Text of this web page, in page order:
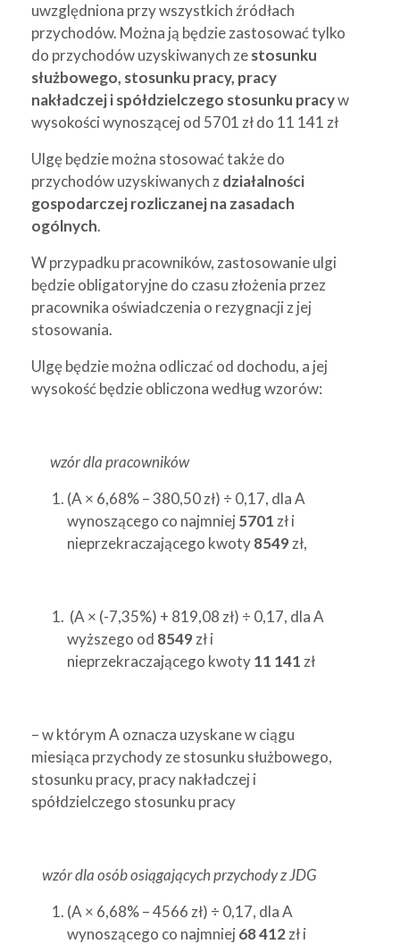
uwzględniona przy wszystkich źródłach
przychodów. Można ją będzie zastosować tylko
do przychodów uzyskiwanych zestosunku
służbowego, stosunku pracy, pracy
nakładczej i spółdzielczego stosunku pracyw
wysokości wynoszącej od 5701 zł do 11 141 zł
Ulgę będzie można stosować także do
przychodów uzyskiwanych zdziałalności
gospodarczej rozliczanej na zasadach
ogólnych.
W przypadku pracowników, zastosowanie ulgi
będzie obligatoryjne do czasu złożenia przez
pracownika oświadczenia o rezygnacji z jej
stosowania.
Ulgę będzie można odliczać od dochodu, a jej
wysokość będzie obliczona według wzorów:
wzór dla pracowników
(A × 6,68% – 380,50 zł) ÷ 0,17, dla A
wynoszącego co najmniej 5701 zł i
nieprzekraczającego kwoty8549 zł,
(A × (-7,35%) + 819,08 zł) ÷ 0,17, dla A
wyższego od 8549 zł i
nieprzekraczającego kwoty11 141 zł
– w którym A oznacza uzyskane w ciągu
miesiąca przychody ze stosunku służbowego,
stosunku pracy, pracy nakładczej i
spółdzielczego stosunku pracy
wzór dla osób osiągających przychody z JDG
(A × 6,68% – 4566 zł) ÷ 0,17, dla A
wynoszącego co najmniej 68 412zł i